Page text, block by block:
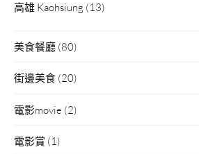
高雄 Kaohsiung (13)
美食餐廳 (80)
街邊美食 (20)
電影movie (2)
電影賞 (1)